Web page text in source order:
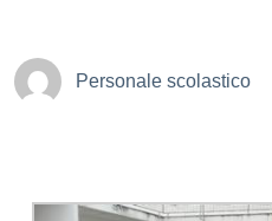
Personale scolastico